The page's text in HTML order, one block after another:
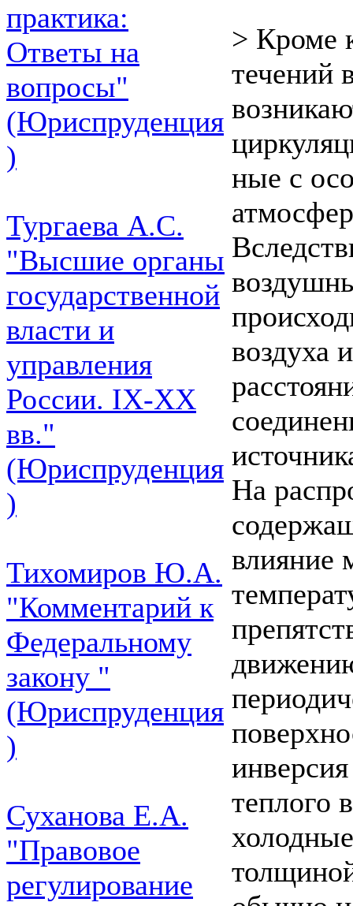
практика:
Ответы на
вопросы"
(Юриспруденция
)
Тургаева А.С.
"Высшие органы
государственной
власти и
управления
России. IХ-ХХ
вв."
(Юриспруденция
)
Тихомиров Ю.А.
"Комментарий к
Федеральному
закону "
(Юриспруденция
)
Суханова Е.А.
"Правовое
регулирование
> Кроме
течений
ные с
воздуха
На
влияние
инверсия
теплого